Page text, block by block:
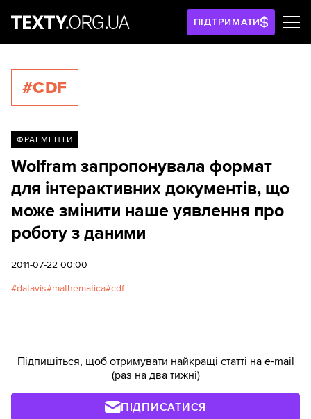
ПІДТРИМАТИ
#CDF
ФРАГМЕНТИ
Wolfram запропонувала формат
для інтерактивних документів, що
може змінити наше уявлення про
роботу з даними
2011-07-22 00:00
datavis mathematica cdf
Підпишіться, щоб отримувати найкращі статті на e-mail
(раз на два тижні)
ПІДПИСАТИСЯ